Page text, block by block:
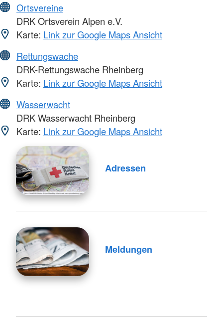
Ortsvereine
DRK Ortsverein Alpen e.V.
Karte: Link zur Google Maps Ansicht
Rettungswache
DRK-Rettungswache Rheinberg
Karte: Link zur Google Maps Ansicht
Wasserwacht
DRK Wasserwacht Rheinberg
Karte: Link zur Google Maps Ansicht
Adressen
Meldungen